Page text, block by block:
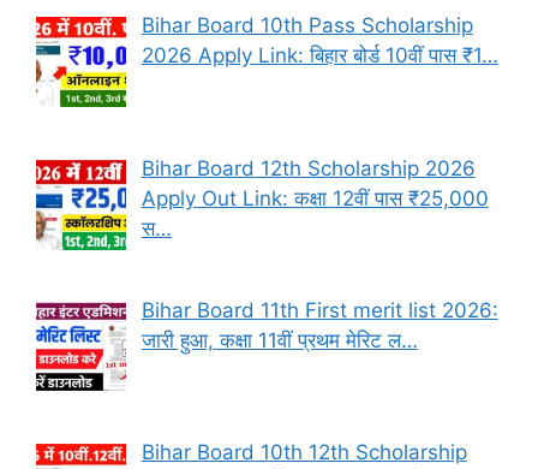
Bihar Board 10th Pass Scholarship
2026 Apply Link: बिहार बोर्ड 10वीं पास ₹1…
Bihar Board 12th Scholarship 2026
Apply Out Link: कक्षा 12वीं पास ₹25,000
स…
Bihar Board 11th First merit list 2026:
जारी हुआ, कक्षा 11वीं प्रथम मेरिट ल…
Bihar Board 10th 12th Scholarship